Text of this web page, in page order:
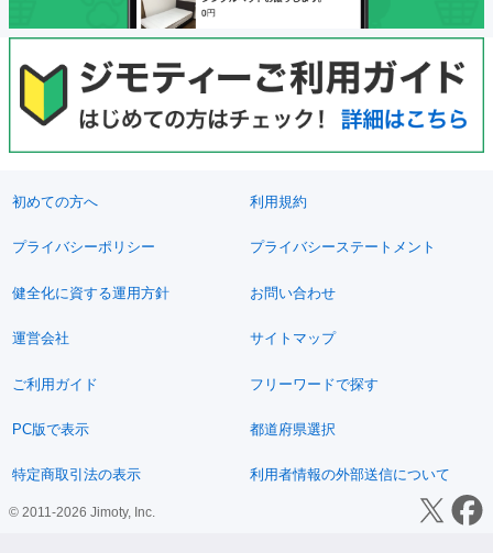
初めての方へ 利用規約
プライバシーポリシー プライバシーステートメント
健全化に資する運用方針 お問い合わせ
運営会社 サイトマップ
ご利用ガイド フリーワードで探す
PC版で表示 都道府県選択
特定商取引法の表示 利用者情報の外部送信について
© 2011-2026 Jimoty, Inc.